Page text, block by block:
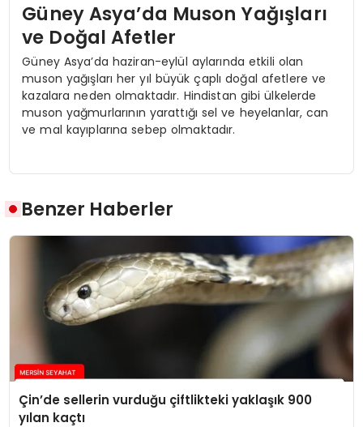
Güney Asya’da Muson Yağışları
ve Doğal Afetler
Güney Asya’da haziran-eylül aylarında etkili olan
muson yağışları her yıl büyük çaplı doğal afetlere ve
kazalara neden olmaktadır. Hindistan gibi ülkelerde
muson yağmurlarının yarattığı sel ve heyelanlar, can
ve mal kayıplarına sebep olmaktadır.
Benzer Haberler
Çin’de sellerin vurduğu çiftlikteki yaklaşık 900
yılan kaçtı